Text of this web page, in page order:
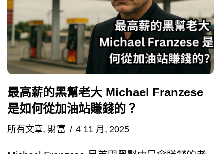
最高薪的黑幫老大 Michael Franzese
是如何從加油站賺錢的？
所有文章, 財富 4 11 月, 2025